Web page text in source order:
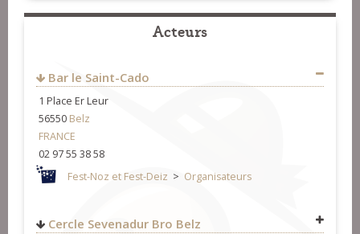
Acteurs
Bar le Saint-Cado
1 Place Er Leur
56550 Belz
FRANCE
02 97 55 38 58
Fest-Noz et Fest-Deiz > Organisateurs
Cercle Sevenadur Bro Belz